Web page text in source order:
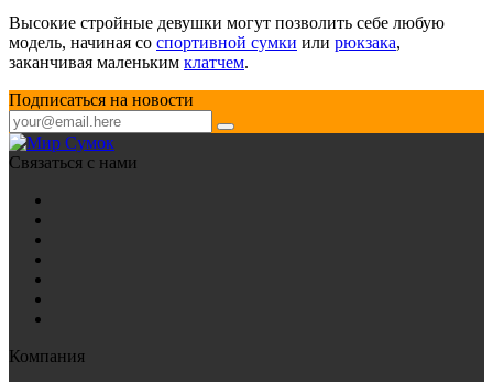
Высокие стройные девушки могут позволить себе любую
модель, начиная со спортивной сумки или рюкзака,
заканчивая маленьким клатчем.
Подписаться на новости
Связаться с нами
Компания